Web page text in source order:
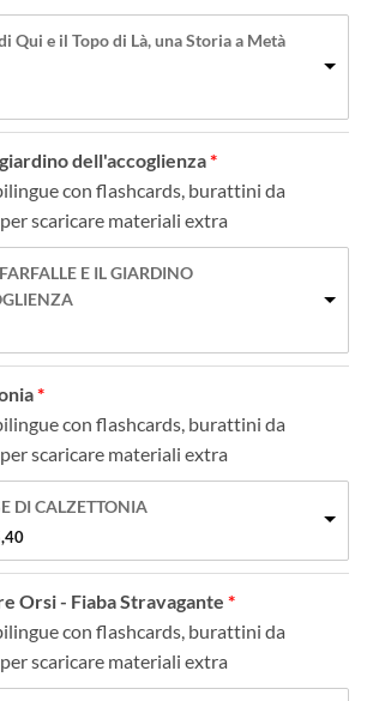
Qui e il Topo di Là, una Storia a Metà
dell'accoglienza
con flashcards, burattini da
scaricare materiali extra
E IL GIARDINO
con flashcards, burattini da
scaricare materiali extra
DI CALZETTONIA
Il
prezzo
attuale
è:
Orsi - Fiaba Stravagante
con flashcards, burattini da
scaricare materiali extra